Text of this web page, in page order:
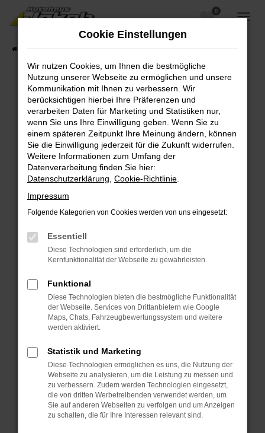
Zum
Hauptinhalt
0
Fehler: Network Error
Beim Laden ist ein Fehler aufgetreten.
Hier sind ein paar Tipps, die dir helfen können:
Überprüfe deine Firewall und deine
Internetverbindung.
Laden andere Webseiten, zum Beispiel deine
Suchmaschine?
Prüfe deine Browsererweiterungen.
Manche Erweiterungen, wie Werbeblocker,
können das Laden bestimmter Seiten
verhindern. Funktioniert die Seite in einem
Fenster?
Starte dein Gerät neu.
Das kann manchmal helfen, vorübergehende
Probleme zu beheben.
Betriebssystem auf dem neuesten Stand
sind.
Veraltete Software birgt nicht nur ein
Sicherheitsrisiko, sondern kann auch dazu
führen, dass bestimmte Funktionen nicht mehr
unterstützt werden.
Cookie Einstellungen
Wir nutzen Cookies, um Ihnen die bestmögliche
Nutzung unserer Webseite zu ermöglichen und unsere
Kommunikation mit Ihnen zu verbessern. Wir
berücksichtigen hierbei Ihre Präferenzen und
verarbeiten Daten für Marketing und Statistiken nur,
wenn Sie uns Ihre Einwilligung geben. Wenn Sie zu
einem späteren Zeitpunkt Ihre Meinung ändern, können
Sie die Einwilligung jederzeit für die Zukunft widerrufen.
Weitere Informationen zum Umfang der
Datenverarbeitung finden Sie hier:
Datenschutzerklärung Cookie-Richtlinie
Impressum
Folgende Kategorien von Cookies werden von uns eingesetzt:
Essentiell
Diese Technologien sind erforderlich, um die
Kernfunktionalität der Webseite zu gewährleisten.
Funktional
Diese Technologien bieten die bestmögliche Funktionalität
der Webseite. Services von Drittanbietern wie Google
Maps, Chats, Fahrzeugbewertungssystem und weitere
werden aktiviert.
Statistik und Marketing
Diese Technologien ermöglichen es uns, die Nutzung der
Webseite zu analysieren, um die Leistung zu messen und
zu verbessern. Zudem werden Technologien eingesetzt,
die von dritten Werbetreibenden verwendet werden, um
Sie auf anderen Webseiten zu verfolgen und um Anzeigen
zu schalten, die für Ihre Interessen relevant sind.